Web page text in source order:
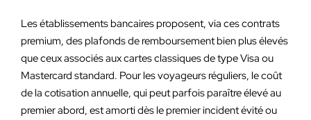
Les établissements bancaires proposent, via ces contrats
premium, des plafonds de remboursement bien plus élevés
que ceux associés aux cartes classiques de type Visa ou
Mastercard standard. Pour les voyageurs réguliers, le coût
de la cotisation annuelle, qui peut parfois paraître élevé au
premier abord, est amorti dès le premier incident évité ou